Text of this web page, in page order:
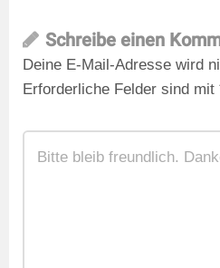
Schreibe einen
Deine E-Mail-Adresse wird
Erforderliche Felder sind mit